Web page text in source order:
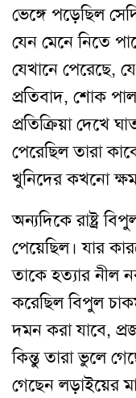
ভেঙ্গে পড়েছিল
যেন মেনে নিতে
যেখানে পেরেছে,
প্রতিবাদ, শোক
প্রতিক্রিয়া দেখে
পেরেছিল তারা
খুনিদের কখনো
অন্যদিকে রাষ্ট্র
পেয়েছিল। যার
তাকে হত্যার নীল
করেছিল বিপুল
দমন করা যাবে,
কিন্তু তারা ভুলে
গেছেন লড়াইয়ের